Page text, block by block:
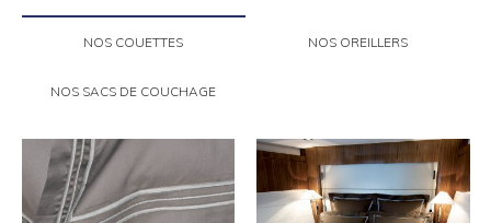
NOS COUETTES NOS OREILLERS
NOS SACS DE COUCHAGE